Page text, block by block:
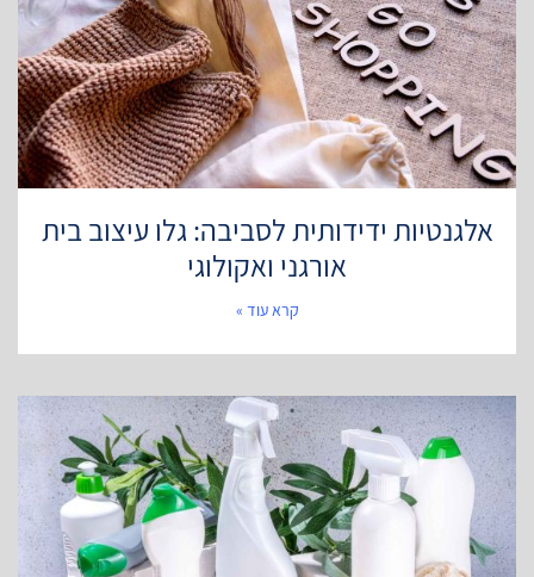
אלגנטיות ידידותית לסביבה: גלו עיצוב בית
אורגני ואקולוגי
קרא עוד »